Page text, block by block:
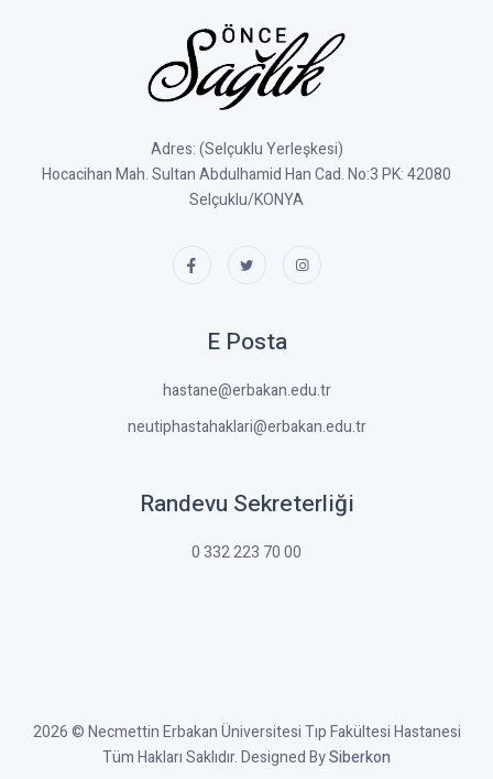
Adres: (Selçuklu Yerleşkesi)
Hocacihan Mah. Sultan Abdulhamid Han Cad. No:3 PK: 42080
Selçuklu/KONYA
E Posta
hastane@erbakan.edu.tr
neutiphastahaklari@erbakan.edu.tr
Randevu Sekreterliği
0 332 223 70 00
2026 © Necmettin Erbakan Üniversitesi Tıp Fakültesi Hastanesi
Tüm Hakları Saklıdır. Designed BySiberkon